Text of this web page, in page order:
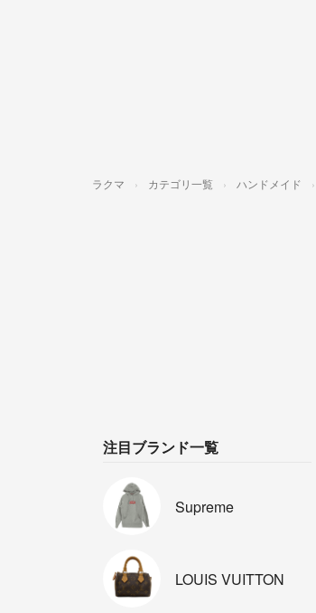
ラクマ カテゴリ一覧 ハンドメイド
注目ブランド一覧
Supreme
LOUIS VUITTON